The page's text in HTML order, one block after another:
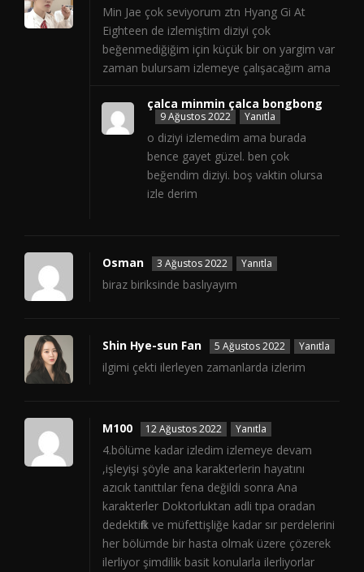
Min Jae çok seviyorum ztn Hyang Gi At
Eighteen de izlemiştim diziyi çok
beğenmediğiğim için küçük bir on yargim var
zaman bulursam izlemeye çalışacağım ama
çalca minmin çalca bongbong
9 Ağustos 2022 Yanıtla
o diziyi izlemedim ama burada
bence gayet güzel. ben çok
beğendim diziyi. boş vaktin olursa
izle derim
Osman 3 Ağustos 2022 Yanıtla
biraz biriksinde baslıyayım
Shin Hye-sun Fan 5 Ağustos 2022 Yanıtla
ilgimi çekti ilerleyen zamanlarda izlerim
M100 12 Ağustos 2022 Yanıtla
4.bölüme kadar izledim izlemeye devam
,işleyişi şöyle ana karakterlerin hayatını
azıcık tanıttılar fena değildi sonra Ana
karakterler Doktorluktan adli tıpa oradan
dedektiflik ve müfettişliğe kadar sır perdelerini
her bölümde bir hasta olmak üzere çözerek
ilerliyor şimdilik basit konularla ilerliyorlar